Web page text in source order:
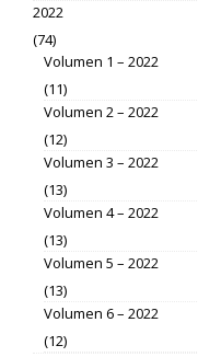
2022
(74)
Volumen 1 – 2022
(11)
Volumen 2 – 2022
(12)
Volumen 3 – 2022
(13)
Volumen 4 – 2022
(13)
Volumen 5 – 2022
(13)
Volumen 6 – 2022
(12)